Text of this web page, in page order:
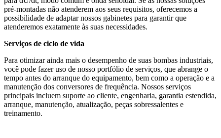
pré-montadas não atenderem aos seus requisitos, oferecemos a
possibilidade de adaptar nossos gabinetes para garantir que
atenderemos exatamente às suas necessidades.
Serviços de ciclo de vida
Para otimizar ainda mais o desempenho de suas bombas industriais,
você pode fazer uso de nosso portfólio de serviços, que abrange o
tempo antes do arranque do equipamento, bem como a operação e a
manutenção dos conversores de frequência. Nossos serviços
principais incluem suporte ao cliente, engenharia, garantia estendida,
arranque, manutenção, atualização, peças sobressalentes e
treinamento.